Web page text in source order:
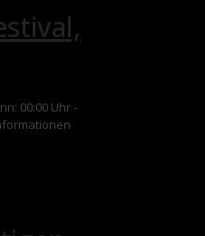
00:00 Uhr -